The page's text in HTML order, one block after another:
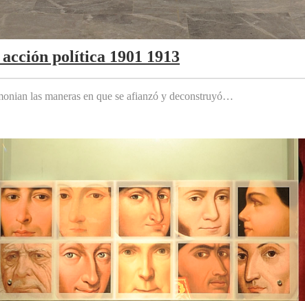
política 1901 1913
las maneras en que se afianzó y deconstruyó…